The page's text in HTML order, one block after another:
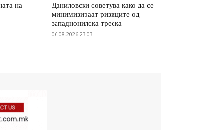
на
Даниловски советува како да се
минимизираат ризиците од
западнонилска треска
06.08.2026 23:03